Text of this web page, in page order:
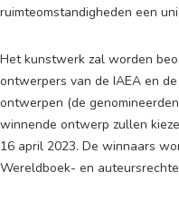
ruimteomstandigheden een
Het kunstwerk zal worden
ontwerpers van de IAEA en
ontwerpen (de
winnende ontwerp zullen
16 april 2023. De winnaars
Wereldboek- en